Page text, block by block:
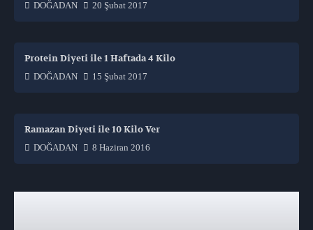
DOĞADAN 20 Şubat 2017
Protein Diyeti ile 1 Haftada 4 Kilo
DOĞADAN 15 Şubat 2017
Ramazan Diyeti ile 10 Kilo Ver
DOĞADAN 8 Haziran 2016